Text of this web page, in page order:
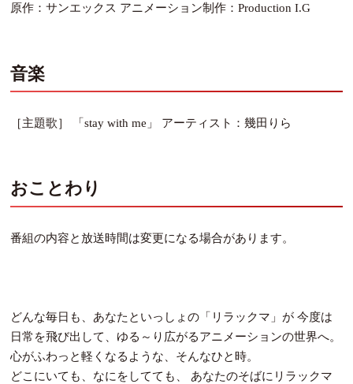
原作：サンエックス アニメーション制作：Production I.G
音楽
［主題歌］ 「stay with me」 アーティスト：幾田りら
おことわり
番組の内容と放送時間は変更になる場合があります。
どんな毎日も、あなたといっしょの「リラックマ」が 今度は
日常を飛び出して、ゆる～り広がるアニメーションの世界へ。
心がふわっと軽くなるような、そんなひと時。
どこにいても、なにをしてても、 あなたのそばにリラックマ